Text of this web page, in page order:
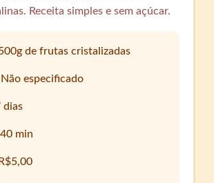
Receita simples e sem açúcar.
de frutas cristalizadas
Não especificado
dias
40 min
R$5,00